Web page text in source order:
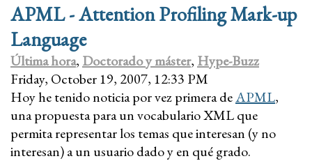
APML - Attention Profiling Mark-up
Language
Última hora, Doctorado y máster, Hype-Buzz
Friday, October 19, 2007, 12:33 PM
Hoy he tenido noticia por vez primera deAPML,
una propuesta para un vocabulario XML que
permita representar los temas que interesan (y no
interesan) a un usuario dado y en qué grado.